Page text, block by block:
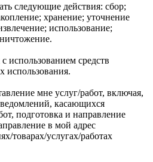
следующие действия: сбор;
хранение; уточнение
использование;
использованием средств
использования.
мне услуг/работ, включая,
касающихся
подготовка и направление
в мой адрес
товарах/услугах/работах